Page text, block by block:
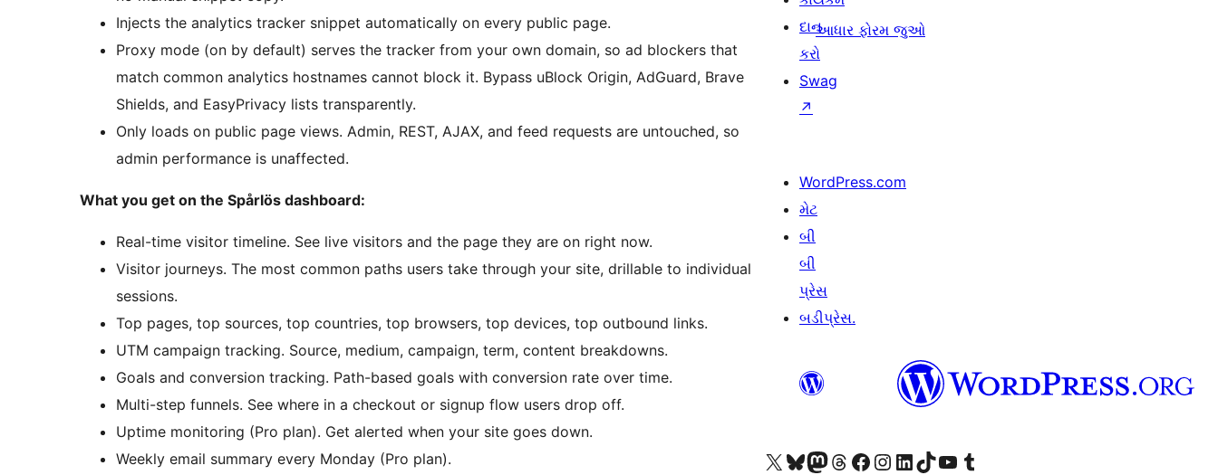
Injects the analytics tracker snippet automatically on every public page.
Proxy mode (on by default) serves the tracker from your own domain, so ad blockers that
match common analytics hostnames cannot block it. Bypass uBlock Origin, AdGuard, Brave
Shields, and EasyPrivacy lists transparently.
Only loads on public page views. Admin, REST, AJAX, and feed requests are untouched, so
admin performance is unaffected.
What you get on the Spårlös dashboard:
Real-time visitor timeline. See live visitors and the page they are on right now.
Visitor journeys. The most common paths users take through your site, drillable to individual
sessions.
Top pages, top sources, top countries, top browsers, top devices, top outbound links.
UTM campaign tracking. Source, medium, campaign, term, content breakdowns.
Goals and conversion tracking. Path-based goals with conversion rate over time.
Multi-step funnels. See where in a checkout or signup flow users drop off.
Uptime monitoring (Pro plan). Get alerted when your site goes down.
Weekly email summary every Monday (Pro plan).
આધાર ફોરમ જુઓ
દાન
કરો
Swag
↗
WordPress.com
મેટ
બી
બી
પ્રેસ
બડીપ્રેસ.
અમારા X (અગાઉ ટ્વિટર) એકાઉન્ટની મુલાકાત લોઅમારા Bluesky એકાઉન્ટની મુલાકાત લોઅમારા માસ્ટોડોન એકાઉન્ટની મુલાકાત લોઅમારા Threads એકાઉન્ટની મુલાકાત લો અમારા ફેસબુક પેજની મુલાકાત લોઅમારા ઇન્સ્ટાગ્રામ એકાઉન્ટની મુલાકાત લો અમારા LinkedIn એકાઉન્ટની મુલાકાત લોઅમારા TikTok એકાઉન્ટની મુલાકાત લોઅમારી YouTube ચેનલની મુલાકાત લો અમારા Tumblr એકાઉન્ટની મુલાકાત લો